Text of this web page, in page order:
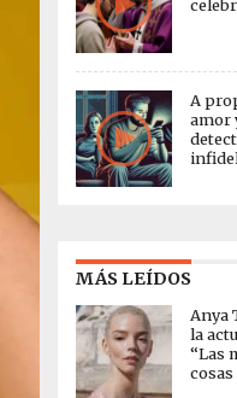
A
amor
MÁS LEÍDOS
Anya
la
“Las
cosas